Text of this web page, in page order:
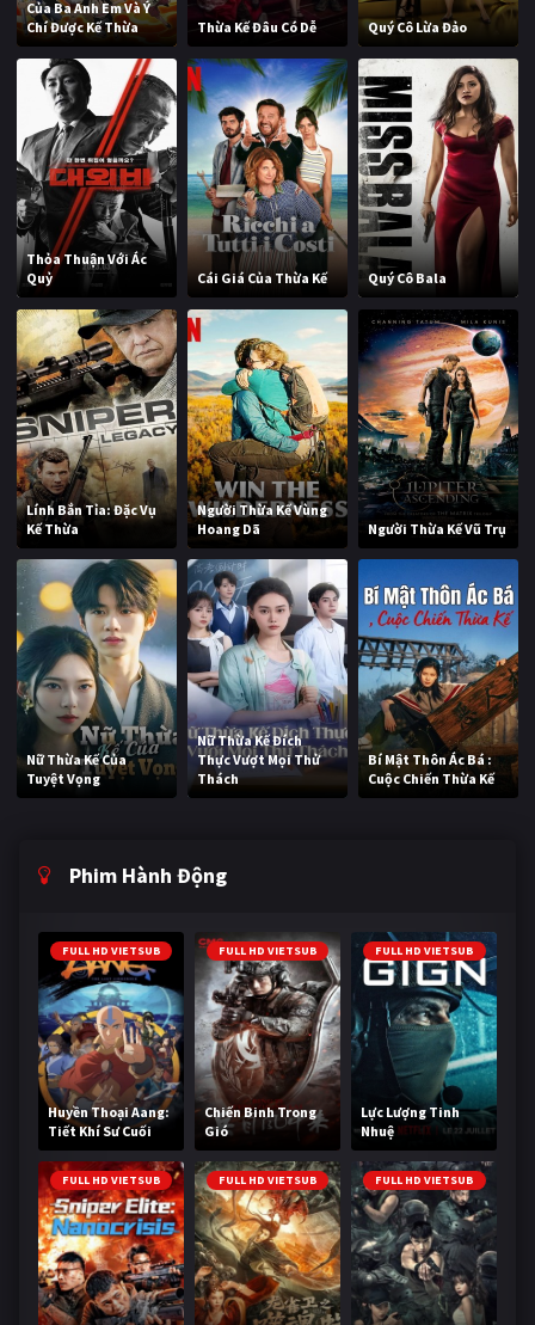
Của Ba Anh Em Và Ý
Chí Được Kế Thừa
Thừa Kế Đâu Có Dễ Quý Cô Lừa Đảo
Thỏa Thuận Với Ác
Quỷ
Cái Giá Của Thừa Kế Quý Cô Bala
Lính Bắn Tỉa: Đặc Vụ
Kế Thừa
Người Thừa Kế Vùng
Hoang Dã
Người Thừa Kế Vũ Trụ
Nữ Thừa Kế Của
Tuyệt Vọng
Nữ Thừa Kế Đích
Thực Vượt Mọi Thử
Thách
Bí Mật Thôn Ác Bá :
Cuộc Chiến Thừa Kế
Phim Hành Động
FULL HD VIETSUB
Huyền Thoại Aang:
Tiết Khí Sư Cuối
Cùng
FULL HD VIETSUB
Chiến Binh Trong
Gió
FULL HD VIETSUB
Lực Lượng Tinh
Nhuệ
FULL HD VIETSUB FULL HD VIETSUB FULL HD VIETSUB